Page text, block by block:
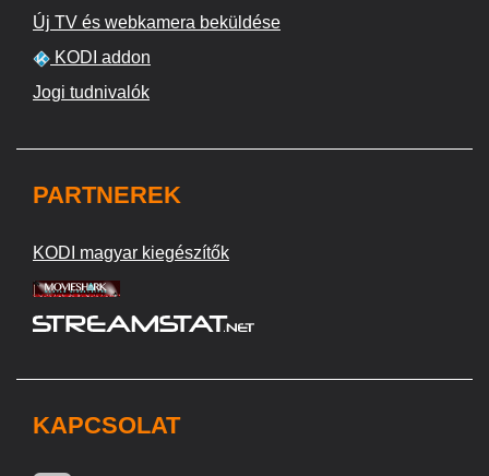
Új TV és webkamera beküldése
KODI addon
Jogi tudnivalók
PARTNEREK
KODI magyar kiegészítők
KAPCSOLAT